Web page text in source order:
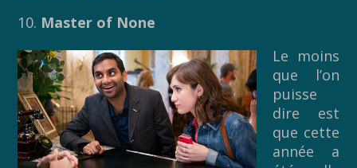
10. Master of None
Le moins
que l’on
puisse
dire est
que cette
année a